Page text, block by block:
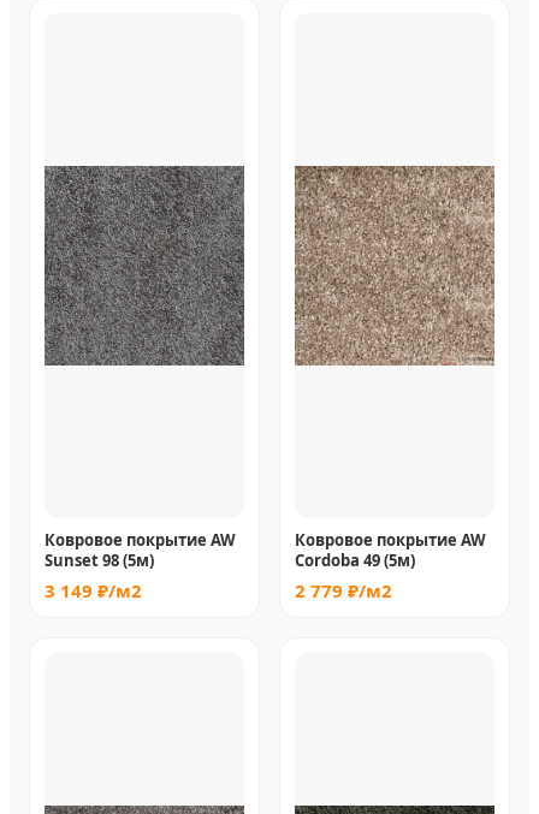
Ковровое покрытие AW
Sunset 98 (5м)
3 149 ₽/м2
Ковровое покрытие AW
Cordoba 49 (5м)
2 779 ₽/м2